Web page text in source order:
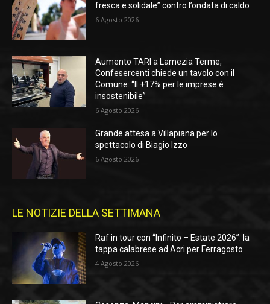
fresca e solidale” contro l’ondata di caldo
6 Agosto 2026
Aumento TARI a Lamezia Terme,
Confesercenti chiede un tavolo con il
Comune: “Il +17% per le imprese è
insostenibile”
6 Agosto 2026
Grande attesa a Villapiana per lo
spettacolo di Biagio Izzo
6 Agosto 2026
LE NOTIZIE DELLA SETTIMANA
Raf in tour con “Infinito – Estate 2026”: la
tappa calabrese ad Acri per Ferragosto
4 Agosto 2026